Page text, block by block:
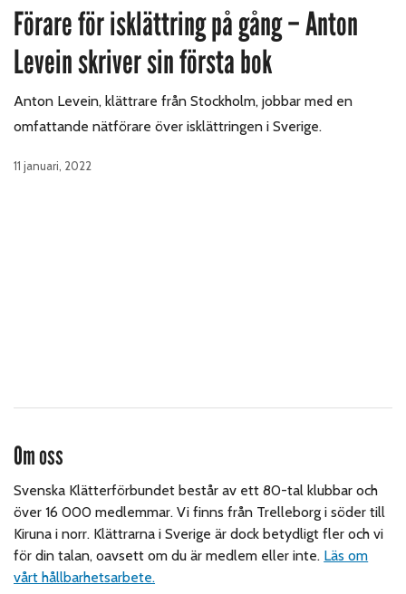
Förare för isklättring på gång – Anton
Levein skriver sin första bok
Anton Levein, klättrare från Stockholm, jobbar med en
omfattande nätförare över isklättringen i Sverige.
11 januari, 2022
Om oss
Svenska Klätterförbundet består av ett 80-tal klubbar och
över 16 000 medlemmar. Vi finns från Trelleborg i söder till
Kiruna i norr. Klättrarna i Sverige är dock betydligt fler och vi
för din talan, oavsett om du är medlem eller inte. Läs om
vårt hållbarhetsarbete.